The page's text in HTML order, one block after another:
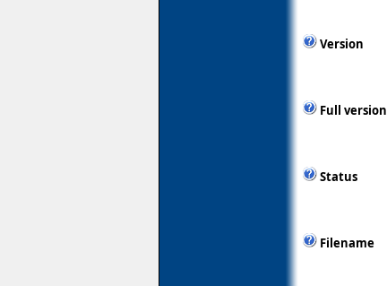
Version
Full version
Status
Filename